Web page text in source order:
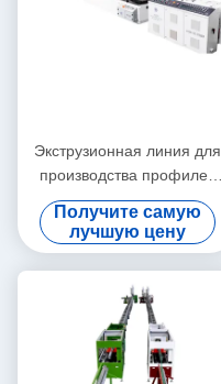
Экструзионная линия для
производства профилей
ПВХ / Машина для
производства профилей
ПВХ
Получите самую
лучшую цену